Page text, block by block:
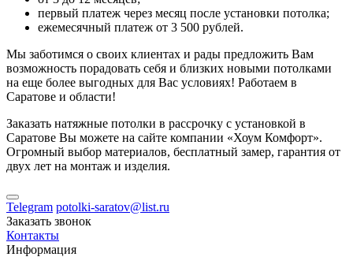
первый платеж через месяц после установки потолка;
ежемесячный платеж от 3 500 рублей.
Мы заботимся о своих клиентах и рады предложить Вам
возможность порадовать себя и близких новыми потолками
на еще более выгодных для Вас условиях! Работаем в
Саратове и области!
Заказать натяжные потолки в рассрочку с установкой в
Саратове Вы можете на сайте компании «Хоум Комфорт».
Огромный выбор материалов, бесплатный замер, гарантия от
двух лет на монтаж и изделия.
Telegram potolki-saratov@list.ru
Заказать звонок
Контакты
Информация